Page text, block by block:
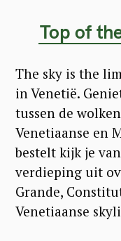
Top of
The sky is the
in Venetië.
tussen de
Venetiaanse en
bestelt kijk je
verdieping uit
Grande,
Venetiaanse